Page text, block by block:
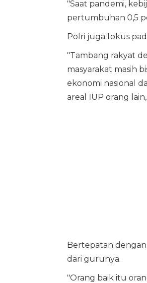
"Saat pandemi,
pertumbuhan 0,5
Polri juga fokus
"Tambang rakyat
masyarakat masih
ekonomi nasional
areal IUP orang
Bertepatan
dari gurunya.
"Orang baik itu